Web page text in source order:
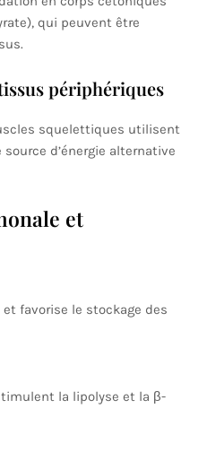
qui peuvent être
périphériques
squelettiques utilisent
d’énergie alternative
et
favorise le stockage des
la lipolyse et la β-